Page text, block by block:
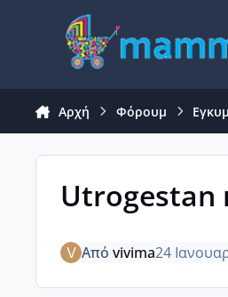
Μετάβαση σε περιεχόμενο
Αρχή Φόρουμ
Utrogestan
Απόvivima24